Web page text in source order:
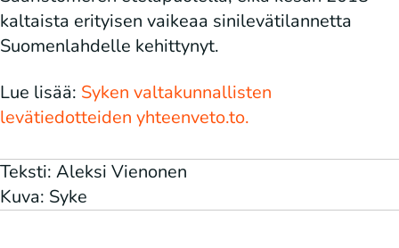
kaltaista erityisen vaikeaa sinilevätilannetta
Suomenlahdelle kehittynyt.
Lue lisää: Syken valtakunnallisten
levätiedotteiden yhteenveto.to.
Teksti: Aleksi Vienonen
Kuva: Syke